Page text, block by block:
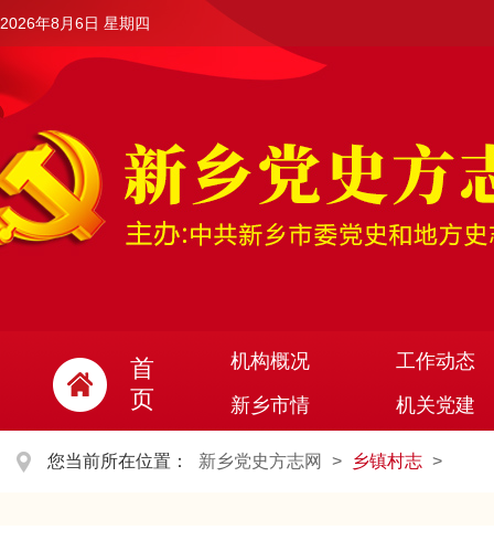
2026年8月6日 星期四
首
页
机构概况
工作动态
新乡市情
机关党建
您当前所在位置： 新乡党史方志网 > 乡镇村志 >